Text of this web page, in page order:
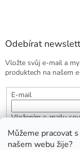
Můžeme pracovat
našem webu žije?
Odebírat
Vložte svůj e-mail a
produktech na našem
E-mail
Vložením e-mailu